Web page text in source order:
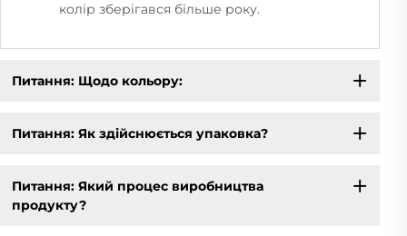
колір зберігався більше року.
Питання: Щодо кольору:
Питання: Як здійснюється упаковка?
Питання: Який процес виробництва
продукту?